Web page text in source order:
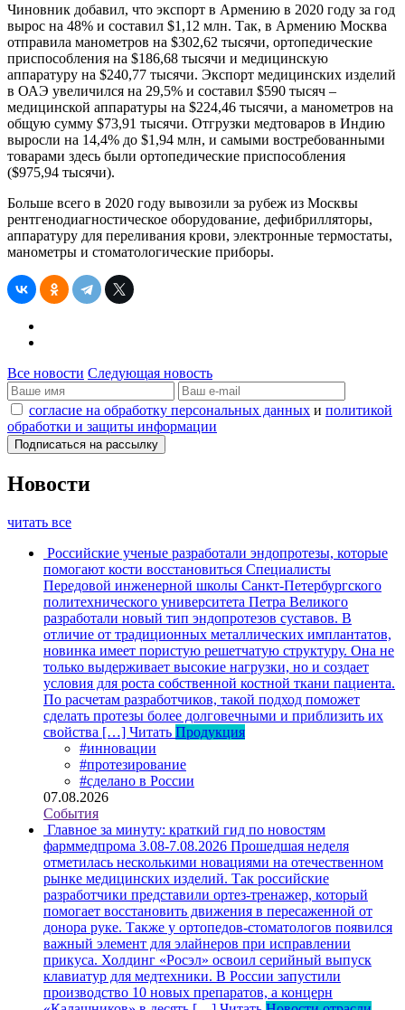
Чиновник добавил, что экспорт в Армению в 2020 году за год
вырос на 48% и составил $1,12 млн. Так, в Армению Москва
отправила манометров на $302,62 тысячи, ортопедические
приспособления на $186,68 тысячи и медицинскую
аппаратуру на $240,77 тысячи. Экспорт медицинских изделий
в ОАЭ увеличился на 29,5% и составил $590 тысяч –
медицинской аппаратуры на $224,46 тысячи, а манометров на
общую сумму $73,91 тысячи. Отгрузки медтоваров в Индию
выросли на 14,4% до $1,94 млн, и самыми востребованными
товарами здесь были ортопедические приспособления
($975,94 тысячи).
Больше всего в 2020 году вывозили за рубеж из Москвы
рентгенодиагностическое оборудование, дефибрилляторы,
аппаратуру для переливания крови, электронные термостаты,
манометры и стоматологические приборы.
Все новости Следующая новость
согласие на обработку персональных данных и политикой
обработки и защиты информации
Новости
читать все
Российские ученые разработали эндопротезы, которые
помогают кости восстановиться Специалисты
Передовой инженерной школы Санкт-Петербургского
политехнического университета Петра Великого
разработали новый тип эндопротезов суставов. В
отличие от традиционных металлических имплантатов,
новинка имеет пористую решетчатую структуру. Она не
только выдерживает высокие нагрузки, но и создает
условия для роста собственной костной ткани пациента.
По расчетам разработчиков, такой подход поможет
сделать протезы более долговечными и приблизить их
свойства […] Читать Продукция
#инновации
#протезирование
#сделано в России
07.08.2026
События
Главное за минуту: краткий гид по новостям
фарммедпрома 3.08-7.08.2026 Прошедшая неделя
отметилась несколькими новациями на отечественном
рынке медицинских изделий. Так российские
разработчики представили ортез-тренажер, который
помогает восстановить движения в пересаженной от
донора руке. Также у ортопедов-стоматологов появился
важный элемент для элайнеров при исправлении
прикуса. Холдинг «Росэл» освоил серийный выпуск
клавиатур для медтехники. В России запустили
производство 10 новых препаратов, а концерн